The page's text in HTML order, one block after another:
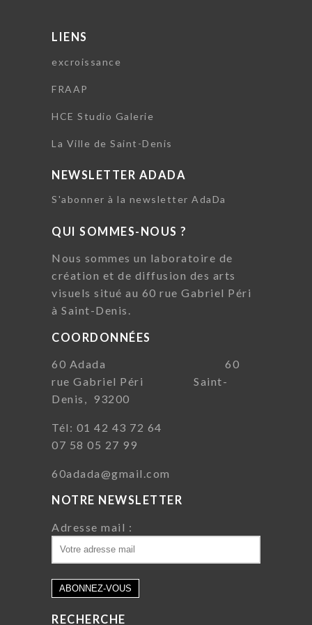
LIENS
excroissance
FRAAP
HCE Studio Galerie
La Ville de Saint-Denis
NEWSLETTER ADADA
S'abonner à la newsletter AdaDa
QUI SOMMES-NOUS ?
Nous sommes un laboratoire de
création et de diffusion des arts
visuels situé au 60 rue Gabriel Péri
à Saint-Denis.
COORDONNÉES
60 Adada 60
rue Gabriel Péri Saint-
Denis, 93200
Tél: 01 42 43 72 64
07 58 05 27 99
60adada@gmail.com
NOTRE NEWSLETTER
Adresse mail :
RECHERCHE